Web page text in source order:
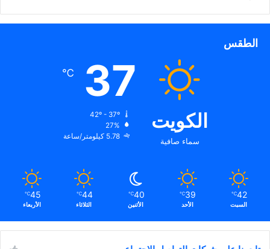
الطقس
الكويت
سماء صافية
37
℃
27%
5.78 كيلومتر/ساعة
42
℃
السبت
39
℃
الأحد
40
℃
الأثنين
44
℃
الثلاثاء
45
℃
الأربعاء